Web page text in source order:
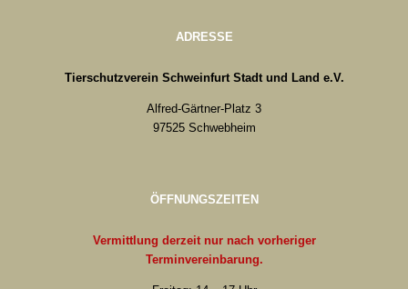
ADRESSE
Tierschutzverein Schweinfurt Stadt und Land e.V.
Alfred-Gärtner-Platz 3
97525 Schwebheim
ÖFFNUNGSZEITEN
Vermittlung derzeit nur nach vorheriger
Terminvereinbarung.